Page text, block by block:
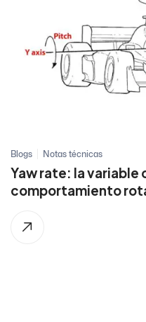
Blogs Notas técnicas
Yaw rate: la variable
comportamiento